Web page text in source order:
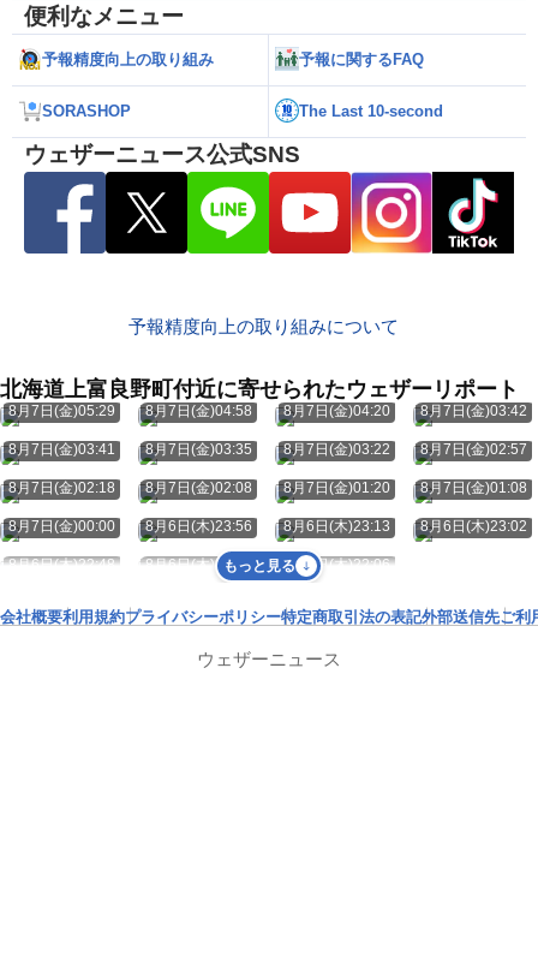
便利なメニュー
予報精度向上の取り組み 予報に関するFAQ
SORASHOP The Last 10-second
ウェザーニュース公式SNS
予報精度向上の取り組みについて
北海道上富良野町付近に寄せられたウェザーリポート
8月7日(金)05:29 8月7日(金)04:58 8月7日(金)04:20 8月7日(金)03:42
8月7日(金)03:41 8月7日(金)03:35 8月7日(金)03:22 8月7日(金)02:57
8月7日(金)02:18 8月7日(金)02:08 8月7日(金)01:20 8月7日(金)01:08
8月7日(金)00:00 8月6日(木)23:56 8月6日(木)23:13 8月6日(木)23:02
8月6日(木)22:48 8月6日(木)22:13 8月6日(木)22:06
もっと見る
会社概要利用規約プライバシーポリシー特定商取引法の表記外部送信先ご利
ウェザーニュース